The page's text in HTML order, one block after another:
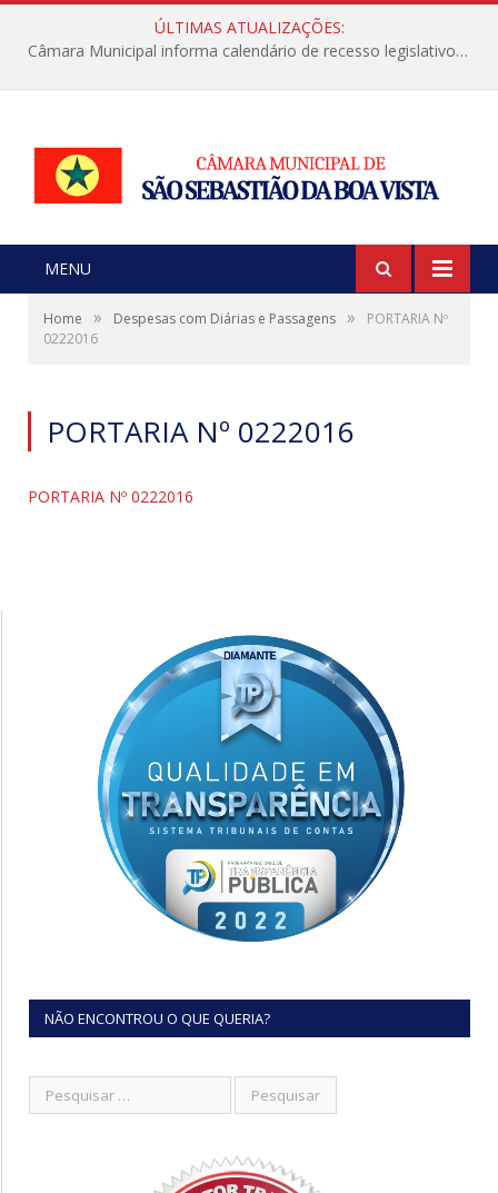
ÚLTIMAS ATUALIZAÇÕES:
Câmara Municipal informa calendário de recesso legislativo de julho
MENU
Home » Despesas com Diárias e Passagens »
PORTARIA Nº
0222016
PORTARIA Nº 0222016
PORTARIA Nº 0222016
NÃO ENCONTROU O QUE QUERIA?